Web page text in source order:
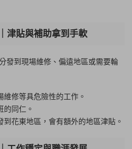
津貼與補助拿到手軟
發到現場維修、偏遠地區或需要輪
維修等具危險性的工作。
的同仁。
到花東地區，會有額外的地區津貼。